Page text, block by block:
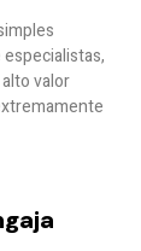
valor